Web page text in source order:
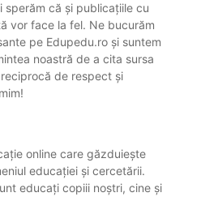
că și publicațiile cu
vor face la fel. Ne bucurăm
pe Edupedu.ro și suntem
noastră de a cita sursa
de respect și
online care găzduiește
educației și cercetării.
educați copiii noștri, cine și